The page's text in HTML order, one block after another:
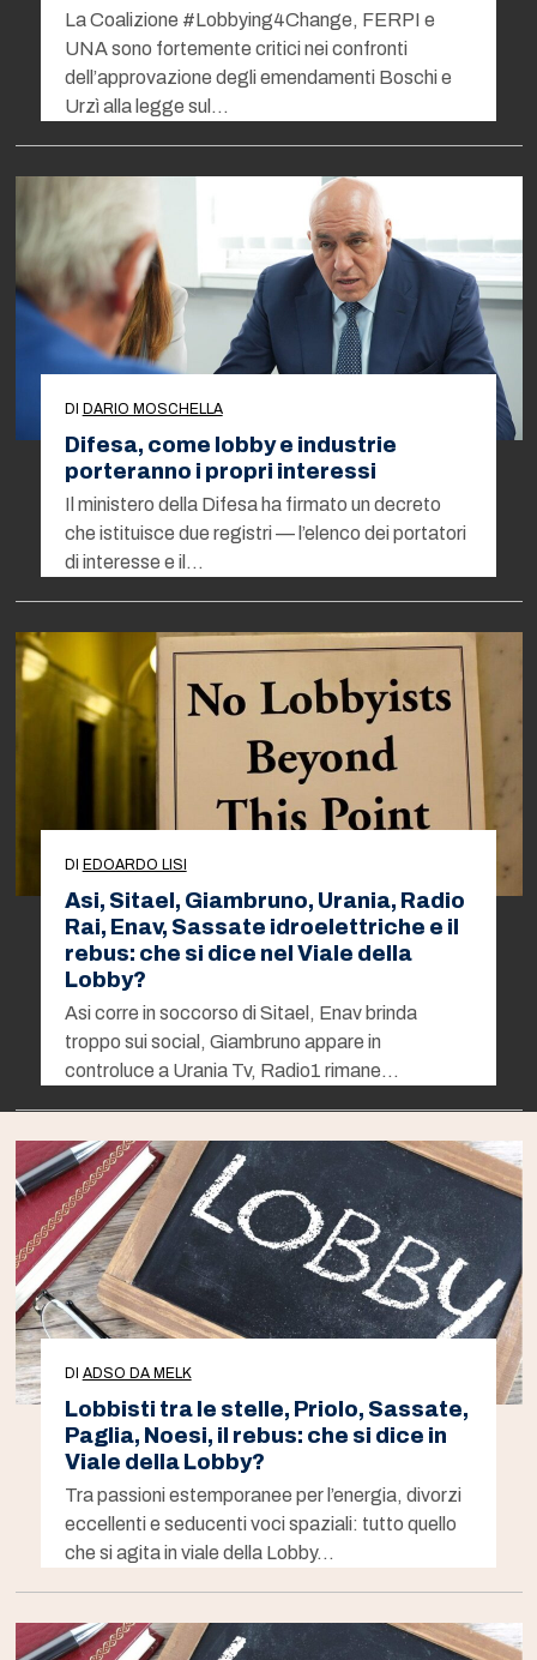
La Coalizione #Lobbying4Change, FERPI e
UNA sono fortemente critici nei confronti
dell’approvazione degli emendamenti Boschi e
Urzì alla legge sul…
DI DARIO MOSCHELLA
Difesa, come lobby e industrie
porteranno i propri interessi
Il ministero della Difesa ha firmato un decreto
che istituisce due registri — l’elenco dei portatori
di interesse e il…
DI EDOARDO LISI
Asi, Sitael, Giambruno, Urania, Radio
Rai, Enav, Sassate idroelettriche e il
rebus: che si dice nel Viale della
Lobby?
Asi corre in soccorso di Sitael, Enav brinda
troppo sui social, Giambruno appare in
controluce a Urania Tv, Radio1 rimane…
DI ADSO DA MELK
Lobbisti tra le stelle, Priolo, Sassate,
Paglia, Noesi, il rebus: che si dice in
Viale della Lobby?
Tra passioni estemporanee per l’energia, divorzi
eccellenti e seducenti voci spaziali: tutto quello
che si agita in viale della Lobby…